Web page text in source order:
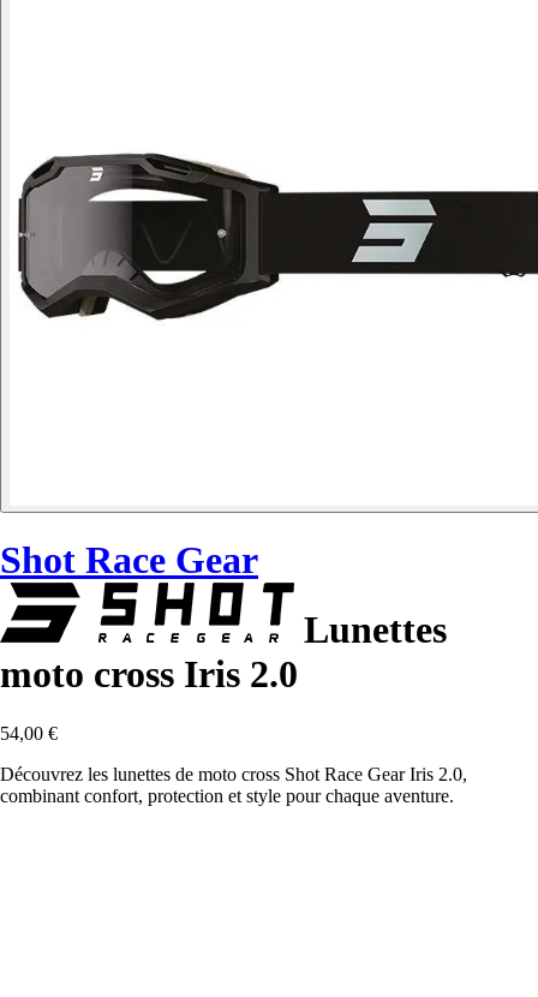
Shot Race Gear
Lunettes
moto cross Iris 2.0
54,00 €
Découvrez les lunettes de moto cross Shot Race Gear Iris 2.0,
combinant confort, protection et style pour chaque aventure.